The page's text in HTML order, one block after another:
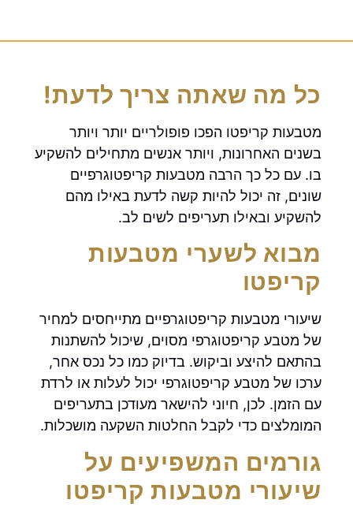
כל מה שאתה צריך לדעת!
מטבעות קריפטו הפכו פופולריים יותר ויותר
בשנים האחרונות, ויותר אנשים מתחילים להשקיע
בו. עם כל כך הרבה מטבעות קריפטוגרפיים
שונים, זה יכול להיות קשה לדעת באילו מהם
להשקיע ובאילו תעריפים לשים לב.
מבוא לשערי מטבעות
קריפטו
שיעורי מטבעות קריפטוגרפיים מתייחסים למחיר
של מטבע קריפטוגרפי מסוים, שיכול להשתנות
בהתאם להיצע וביקוש. בדיוק כמו כל נכס אחר,
ערכו של מטבע קריפטוגרפי יכול לעלות או לרדת
עם הזמן. לכן, חיוני להישאר מעודכן בתעריפים
המומלצים כדי לקבל החלטות השקעה מושכלות.
גורמים המשפיעים על
שיעורי מטבעות קריפטו